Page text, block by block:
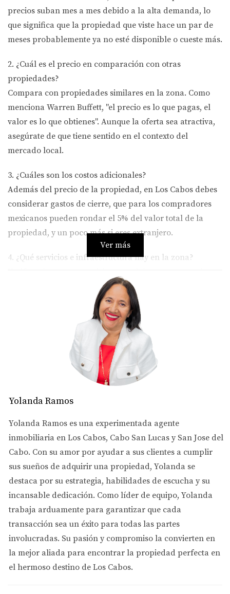
precios suban mes a mes debido a la alta demanda, lo
que significa que la propiedad que viste hace un par de
meses probablemente ya no esté disponible o cueste más.
2. ¿Cuál es el precio en comparación con otras
propiedades?
Compara con propiedades similares en la zona. Como
menciona Warren Buffett, "el precio es lo que pagas, el
valor es lo que obtienes". Aunque la oferta sea atractiva,
asegúrate de que tiene sentido en el contexto del
mercado local.
3. ¿Cuáles son los costos adicionales?
Además del precio de la propiedad, en Los Cabos debes
considerar gastos de cierre, que para los compradores
mexicanos pueden rondar el 5% del valor total de la
propiedad, y un poco más si eres extranjero.
4. ¿Qué servicios e infraestructura hay en la zona?
internet y seguridad, y evalúa las proyecciones de
crecimiento en la infraestructura.
¿Cómo se maneja una oferta en Los Cabos?
A diferencia de lo que muchos piensan,
en Los Cabos no significa necesariamente ofertar por
debajo del precio de venta. Dada la alta demanda y la
escasa oferta de propiedades, ofertar menos de lo
solicitado puede hacer que pierdas la oportunidad de
con un buen agente inmobiliario, quien te guiará para
que no pierdas tiempo ni ilusiones con una oferta
inapropiada.
Cuando hablamos dehacer una oferta , se trata más de
comunicar las condiciones de la compra:
Enganche
: Cuánto planeas aportar como pago
Oficina de cierre: Dónde y cómo se realizará el
cierre.
Escrow: Definir la cuenta de terceros para asegurar
Ver más
Yolanda Ramos
Yolanda Ramos es una experimentada agente
inmobiliaria en Los Cabos, Cabo San Lucas y San Jose del
Cabo. Con su amor por ayudar a sus clientes a cumplir
sus sueños de adquirir una propiedad, Yolanda se
destaca por su estrategia, habilidades de escucha y su
incansable dedicación. Como líder de equipo, Yolanda
trabaja arduamente para garantizar que cada
transacción sea un éxito para todas las partes
involucradas. Su pasión y compromiso la convierten en
la mejor aliada para encontrar la propiedad perfecta en
el hermoso destino de Los Cabos.